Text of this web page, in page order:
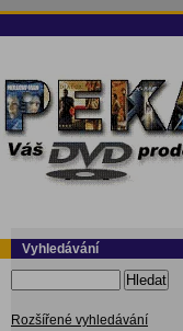
Vyhledávání
Hledat
Rozšířené vyhledávání